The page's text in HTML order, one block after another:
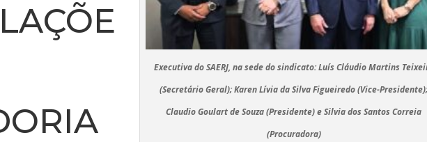
Executiva do SAERJ, na sede do sindicato: Luís Cláudio Martins
(Secretário Geral); Karen Lívia da Silva Figueiredo (Vice-
Claudio Goulart de Souza (Presidente) e Silvia dos Santos Correia
(Procuradora)